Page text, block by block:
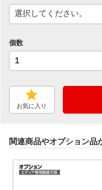
個数
お気に入り
関連商品やオプション品